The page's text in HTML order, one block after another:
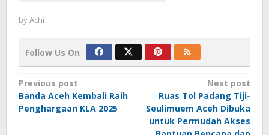
byAchi
Follow Us On
Post
navigation
Previous post
Banda Aceh Kembali Raih
Penghargaan KLA 2025
Next post
Ruas Tol Padang Tiji-
Seulimuem Aceh Dibuka
untuk Permudah Akses